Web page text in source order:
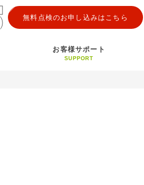
無料点検のお申し込みはこちら
お客様サポート
SUPPORT